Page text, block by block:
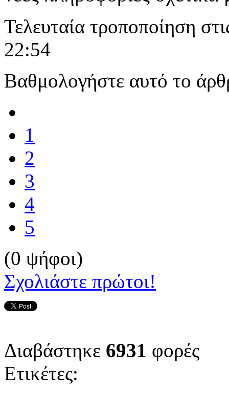
Τελευταία τροποποίηση
22:54
Βαθμολογήστε αυτό το
1
2
3
4
5
(0 ψήφοι)
Σχολιάστε πρώτοι!
Διαβάστηκε 6931 φορές
Ετικέτες: